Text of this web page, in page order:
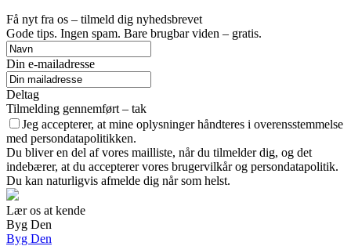
Få nyt fra os – tilmeld dig nyhedsbrevet
Gode tips. Ingen spam. Bare brugbar viden – gratis.
Din e-mailadresse
Deltag
Tilmelding gennemført – tak
Jeg accepterer, at mine oplysninger håndteres i overensstemmelse
med persondatapolitikken.
Du bliver en del af vores mailliste, når du tilmelder dig, og det
indebærer, at du accepterer vores brugervilkår og persondatapolitik.
Du kan naturligvis afmelde dig når som helst.
Lær os at kende
Byg Den
Byg Den